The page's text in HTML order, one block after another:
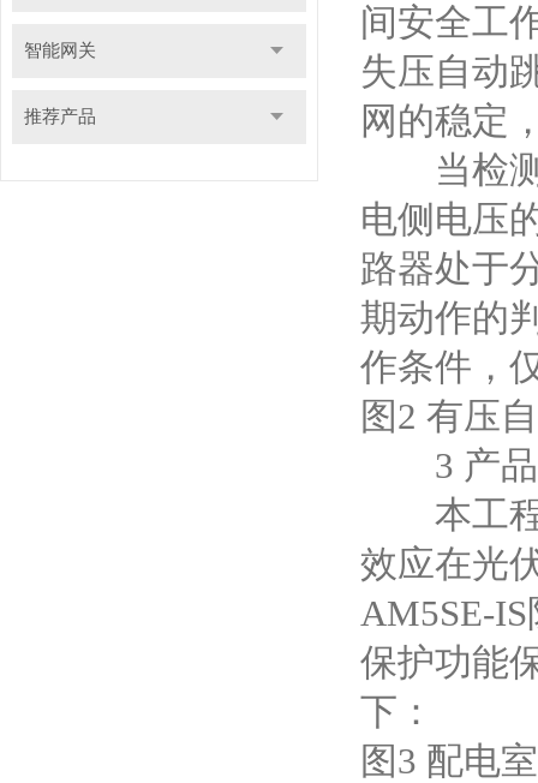
智能网关
推荐产品
间安全工
失压自动
网的稳定
当检测
电侧电压
路器处于
期动作的
作条件，
图2 有压
3 产品
本工程
效应在光
AM5SE-
保护功能
下：
图3 配电